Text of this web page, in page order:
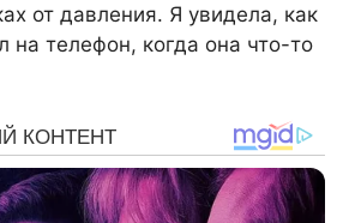
от давления. Я увидела, как
на телефон, когда она что-то